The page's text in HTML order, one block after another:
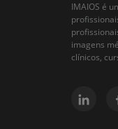
IMAIOS é
imagens
clínicos,